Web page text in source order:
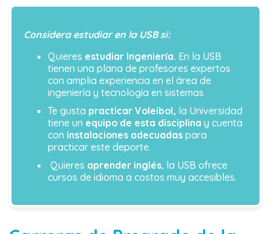
Considera estudiar en la USB si:
Quieres estudiar Ingeniería. En la USB
tienen una plana de profesores expertos
con amplia experiencia en el área de
ingeniería y tecnología en sistemas
Te gusta practicar Voleibol, la Universidad
tiene un equipo de esta disciplina y cuenta
con instalaciones adecuadas para
practicar este deporte.
Quieres aprender inglés, la USB ofrece
cursos de idioma a costos muy accesibles.